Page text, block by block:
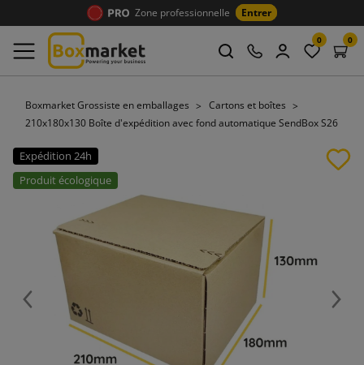
Zone professionnelle Entrer
0 0
Boxmarket Grossiste en emballages
Cartons et boîtes
210x180x130 Boîte d'expédition avec fond automatique SendBox S26
Expédition 24h
Produit écologique
Précédent